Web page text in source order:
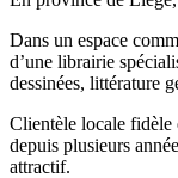
Dans un espace
d’une librairie
dessinées, littérature
Clientèle locale fidèle
depuis plusieurs
attractif.